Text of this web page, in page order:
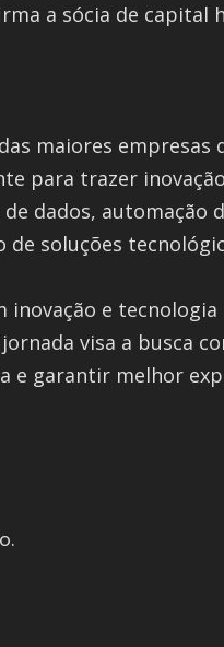
a sócia de capital
maiores
para trazer
dados,
soluções
e
visa a busca
e garantir melhor